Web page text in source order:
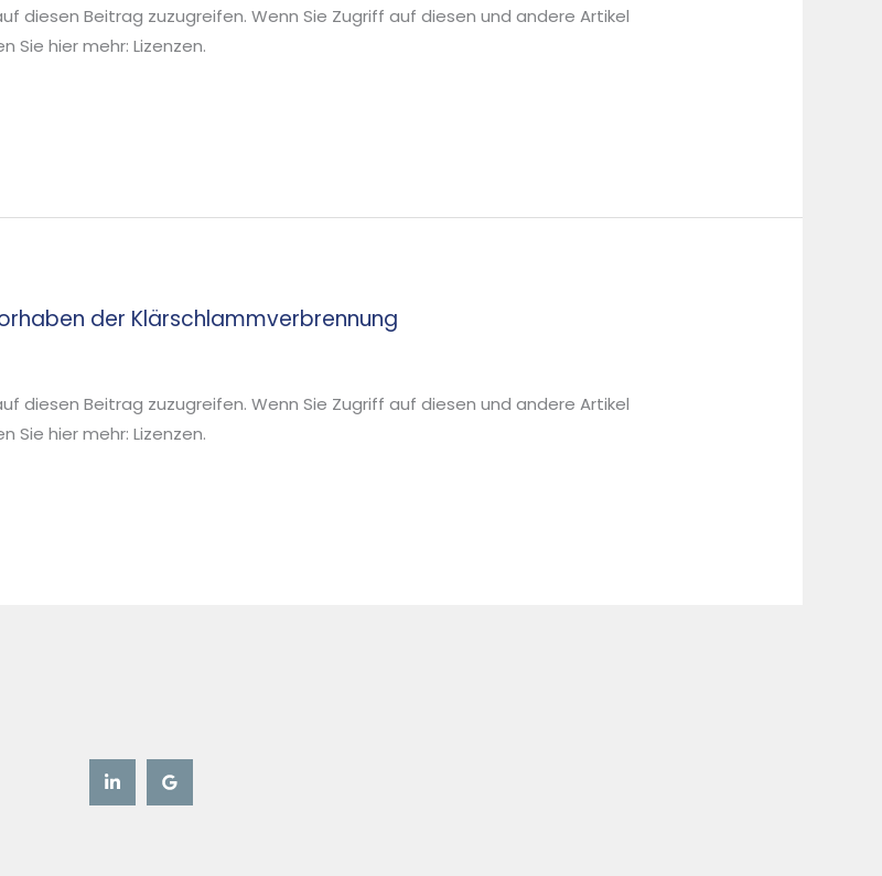
diesen Beitrag zuzugreifen. Wenn Sie Zugriff auf diesen und andere Artikel
Sie hier mehr: Lizenzen.
der Klärschlammverbrennung
diesen Beitrag zuzugreifen. Wenn Sie Zugriff auf diesen und andere Artikel
Sie hier mehr: Lizenzen.